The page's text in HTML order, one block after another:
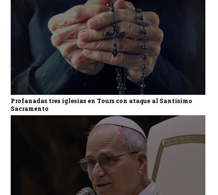
Profanadas tres iglesias en Tours con ataque al Santísimo
Sacramento